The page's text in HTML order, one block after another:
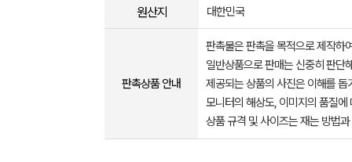
원산지 대한민국
판촉상품 안내
판촉물은 판촉을 목적으로 제작하
일반상품으로 판매는 신중히 판단
제공되는 상품의 사진은 이해를
모니터의 해상도, 이미지의 품질
상품 규격 및 사이즈는 재는 방법